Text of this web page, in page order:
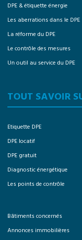
DPE & étiquette énergie
Les aberrations dans le DPE
La réforme du DPE
Le contrôle des mesures
Un outil au service du DPE
TOUT SAVOIR
Etiquette DPE
DPE locatif
DPE gratuit
Diagnostic énergétique
Les points de contrôle
Bâtiments concernés
Annonces immobilières